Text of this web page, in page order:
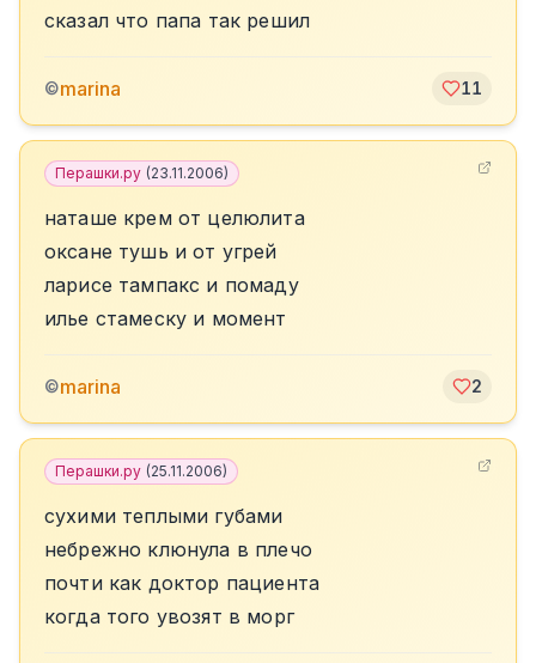
сказал что папа так решил
©marina 11
Перашки.ру (23.11.2006)
наташе крем от целюлита
оксане тушь и от угрей
ларисе тампакс и помаду
илье стамеску и момент
©marina 2
Перашки.ру (25.11.2006)
сухими теплыми губами
небрежно клюнула в плечо
почти как доктор пациента
когда того увозят в морг